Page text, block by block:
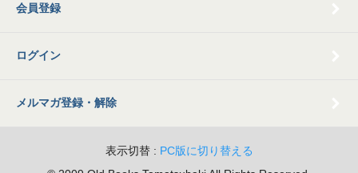
会員登録
ログイン
メルマガ登録・解除
表示切替 : PC版に切り替える